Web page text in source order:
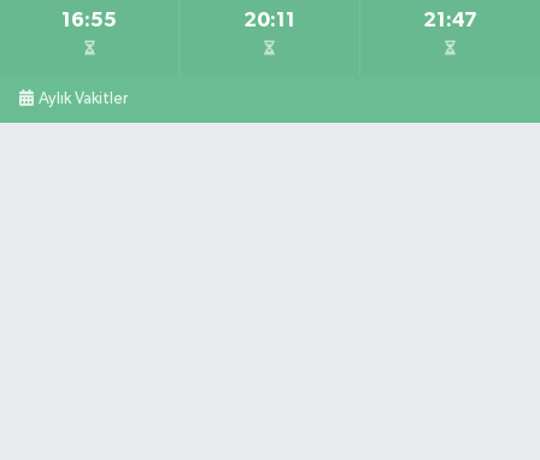
16:55 20:11 21:47
Aylık Vakitler